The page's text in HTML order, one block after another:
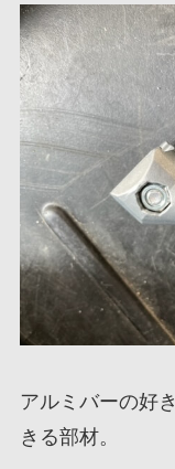
アルミバーの好
きる部材。